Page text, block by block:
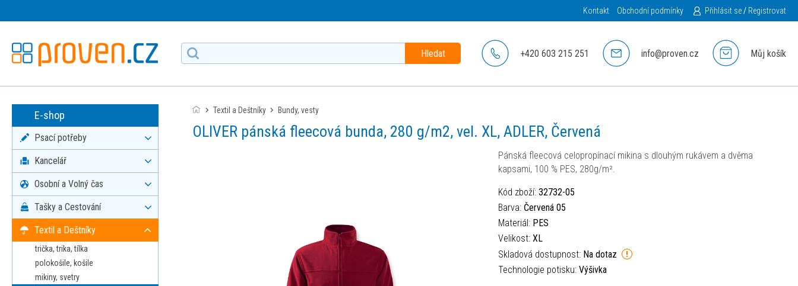
Kontakt Obchodní podmínky Přihlásit se/ Registrovat
Hledat +420 603 215 251 info@proven.cz Můj košík
E-shop
Psací potřeby
Kancelář
Osobní a Volný čas
Tašky a Cestování
Textil a Deštníky
trička, trika, tílka
polokošile, košile
mikiny, svetry
Textil a Deštníky bundy, vesty
OLIVER pánská fleecová bunda, 280 g/m2, vel. XL, ADLER, Červená
Pánská fleecová celopropínací mikina s dlouhým rukávem a dvěma
kapsami, 100 % PES, 280g/m².
Kód zboží: 32732-05
Barva: Červená 05
Materiál: PES
Velikost: XL
Skladová dostupnost: Na dotaz
Technologie potisku: Výšivka